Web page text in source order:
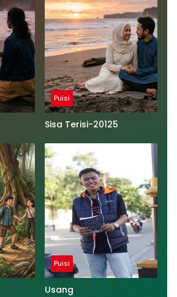
Puisi
Sisa Terisi-20125
Puisi
Usang